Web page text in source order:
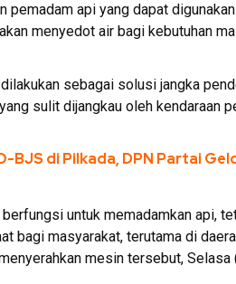
pemadam api yang dapat
menyedot air bagi kebutuhan
sebagai solusi jangka
sulit dijangkau oleh kendaraan
BJS di Pilkada, DPN Partai
untuk memadamkan api,
bagi masyarakat, terutama di
mesin tersebut,